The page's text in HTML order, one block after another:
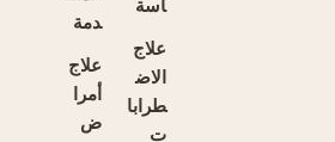
علاج
الاض
طرابا
ت
دمة
علاج
أمرا
ض